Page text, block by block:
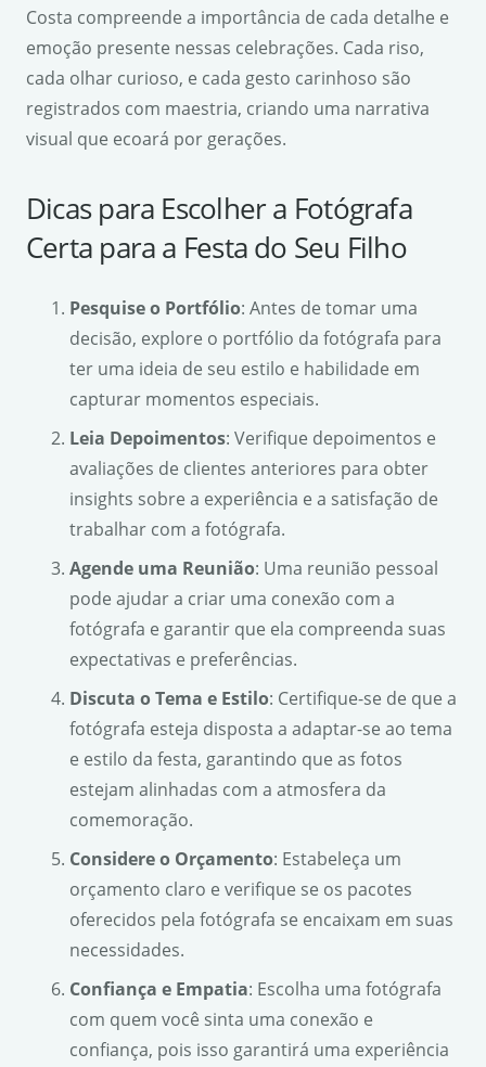
Costa compreende a importância de cada detalhe e
emoção presente nessas celebrações. Cada riso,
cada olhar curioso, e cada gesto carinhoso são
registrados com maestria, criando uma narrativa
visual que ecoará por gerações.
Dicas para Escolher a Fotógrafa
Certa para a Festa do Seu Filho
Pesquise o Portfólio: Antes de tomar uma
decisão, explore o portfólio da fotógrafa para
ter uma ideia de seu estilo e habilidade em
capturar momentos especiais.
Leia Depoimentos: Verifique depoimentos e
avaliações de clientes anteriores para obter
insights sobre a experiência e a satisfação de
trabalhar com a fotógrafa.
Agende uma Reunião: Uma reunião pessoal
pode ajudar a criar uma conexão com a
fotógrafa e garantir que ela compreenda suas
expectativas e preferências.
Discuta o Tema e Estilo: Certifique-se de que a
fotógrafa esteja disposta a adaptar-se ao tema
e estilo da festa, garantindo que as fotos
estejam alinhadas com a atmosfera da
comemoração.
Considere o Orçamento: Estabeleça um
orçamento claro e verifique se os pacotes
oferecidos pela fotógrafa se encaixam em suas
necessidades.
Confiança e Empatia: Escolha uma fotógrafa
com quem você sinta uma conexão e
confiança, pois isso garantirá uma experiência